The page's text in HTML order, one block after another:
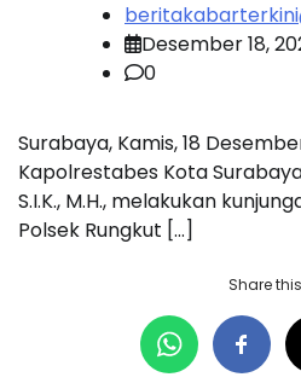
Desember 18,
0
Surabaya, Kamis, 18
Kapolrestabes Kota
S.I.K., M.H., melakukan
Polsek Rungkut […]
Share